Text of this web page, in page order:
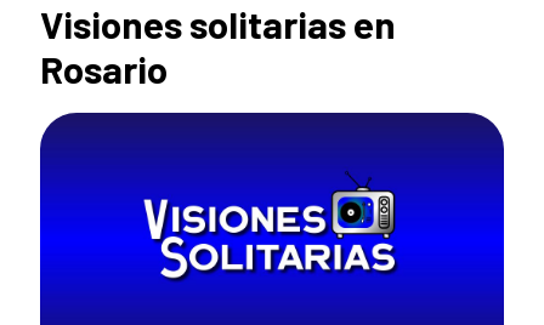
Visiones solitarias en
Rosario